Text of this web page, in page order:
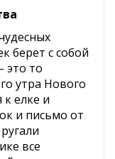
берет с собой
это то
утра Нового
к елке и
и письмо от
все